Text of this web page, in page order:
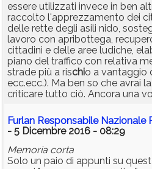
essere utilizzati invece in ben
raccolto l'apprezzamento dei
delle rette degli asili nido,
lavoro con apribottega,
cittadini e delle aree ludiche,
piano del traffico con relativa
strade più a rischio a vantaggio
ecc.ecc.). Ma ben so che avrai
criticare tutto ciò. Ancora una
Furlan Responsabile Nazionale
- 5 Dicembre 2016 - 08:29
Memoria corta
Solo un paio di appunti su